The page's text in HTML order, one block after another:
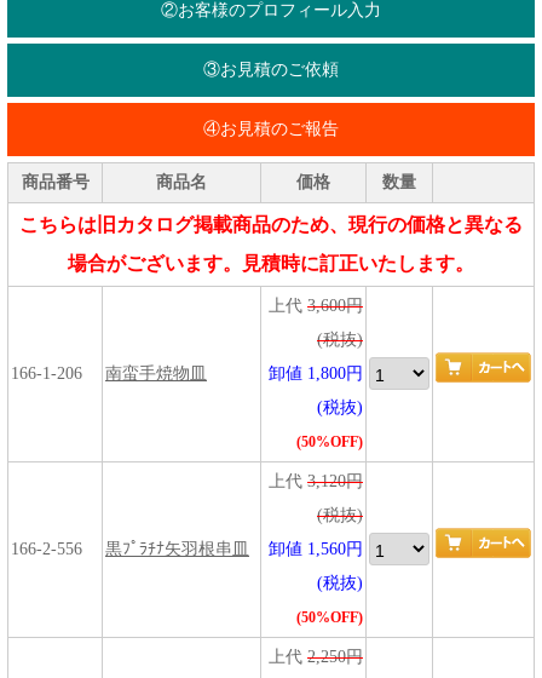
②お客様のプロフィール入力
③お見積のご依頼
④お見積のご報告
商品番号 商品名 価格 数量
こちらは旧カタログ掲載商品のため、現行の価格と異なる
場合がございます。見積時に訂正いたします。
166-1-206 南蛮手焼物皿
上代 3,600円
(税抜)
卸値 1,800円
(税抜)
(50%OFF)
166-2-556 黒ﾌﾟﾗﾁﾅ矢羽根串皿
上代 3,120円
(税抜)
卸値 1,560円
(税抜)
(50%OFF)
上代 2,250円